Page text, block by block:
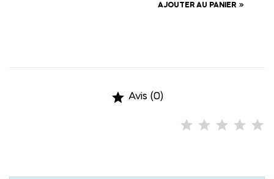
AJOUTER AU PANIER
 Avis (0)